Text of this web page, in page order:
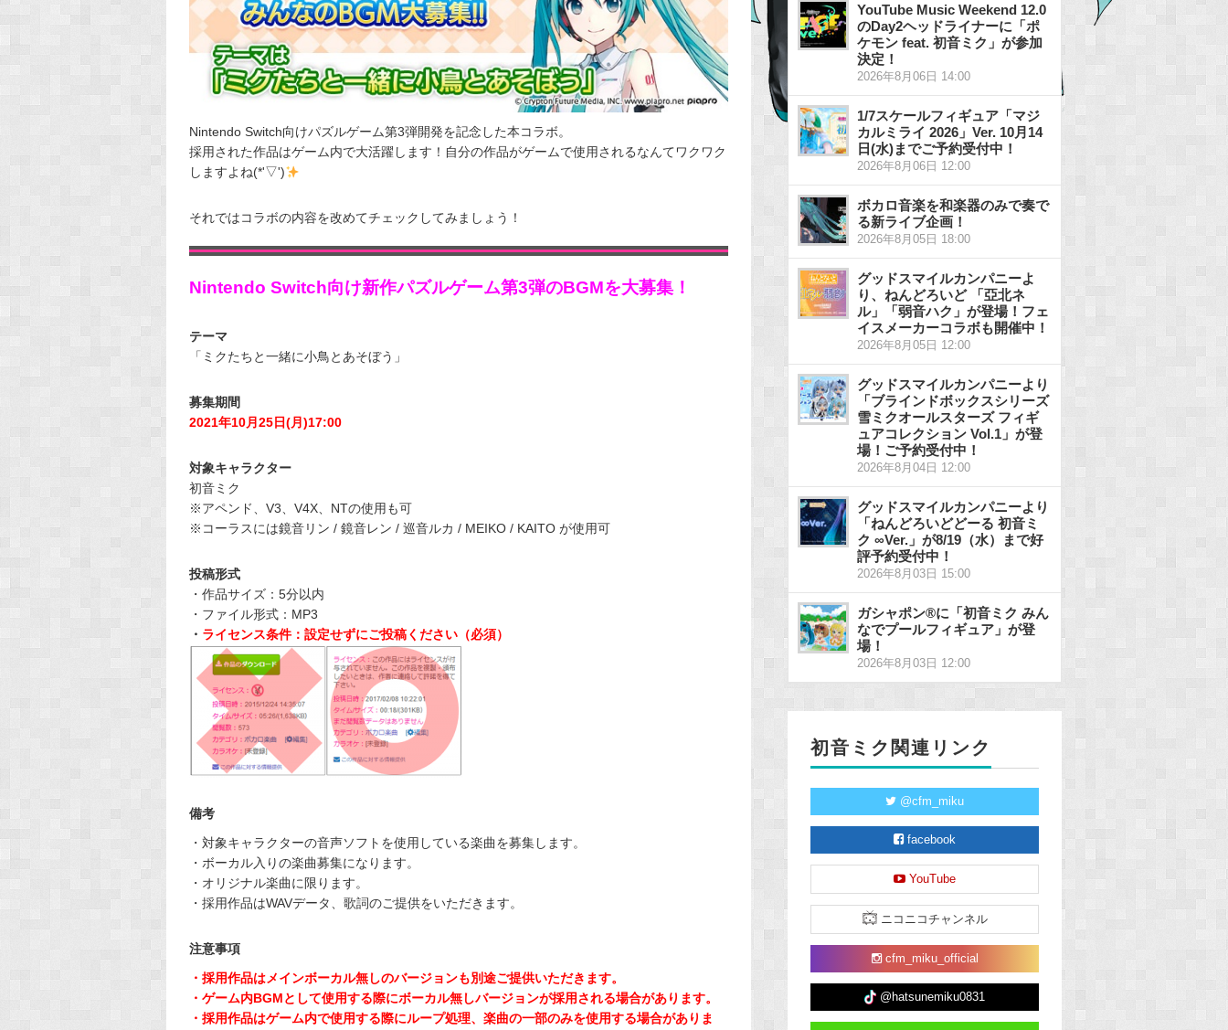
Nintendo Switch向けパズルゲーム第3弾開発を記念した本コラボ。
採用された作品はゲーム内で大活躍します！自分の作品がゲームで使用されるなんてワクワク
しますよね(*'▽')
それではコラボの内容を改めてチェックしてみましょう！
Nintendo Switch向け新作パズルゲーム第3弾のBGMを大募集！
テーマ
「ミクたちと一緒に小鳥とあそぼう」
募集期間
2021年10月25日(月)17:00
対象キャラクター
初音ミク
※アペンド、V3、V4X、NTの使用も可
※コーラスには鏡音リン / 鏡音レン / 巡音ルカ / MEIKO / KAITO が使用可
投稿形式
・作品サイズ：5分以内
・ファイル形式：MP3
・ ライセンス条件：設定せずにご投稿ください（必須）
備考
・対象キャラクターの音声ソフトを使用している楽曲を募集します。
・ボーカル入りの楽曲募集になります。
・オリジナル楽曲に限ります。
・採用作品はWAVデータ、歌詞のご提供をいただきます。
注意事項
・採用作品はメインボーカル無しのバージョンも別途ご提供いただきます。
・ゲーム内BGMとして使用する際にボーカル無しバージョンが採用される場合があります。
・採用作品はゲーム内で使用する際にループ処理、楽曲の一部のみを使用する場合がありま
YouTube Music Weekend 12.0
のDay2ヘッドライナーに「ポ
ケモン feat. 初音ミク」が参加
決定！
2026年8月06日 14:00
1/7スケールフィギュア「マジ
カルミライ 2026」Ver. 10月14
日(水)までご予約受付中！
2026年8月06日 12:00
ボカロ音楽を和楽器のみで奏で
る新ライブ企画！
2026年8月05日 18:00
グッドスマイルカンパニーよ
り、ねんどろいど 「亞北ネ
ル」「弱音ハク」が登場！フェ
イスメーカーコラボも開催中！
2026年8月05日 12:00
グッドスマイルカンパニーより
「ブラインドボックスシリーズ
雪ミクオールスターズ フィギ
ュアコレクション Vol.1」が登
場！ご予約受付中！
2026年8月04日 12:00
グッドスマイルカンパニーより
「ねんどろいどどーる 初音ミ
ク ∞Ver.」が8/19（水）まで好
評予約受付中！
2026年8月03日 15:00
ガシャポン®に「初音ミク みん
なでプールフィギュア」が登
場！
2026年8月03日 12:00
初音ミク関連リンク
@cfm_miku
facebook
YouTube
ニコニコチャンネル
cfm_miku_official
@hatsunemiku0831